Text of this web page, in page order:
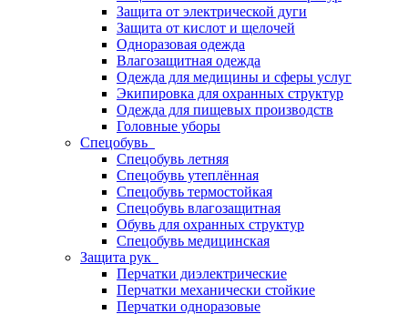
Защита от электрической дуги
Защита от кислот и щелочей
Одноразовая одежда
Влагозащитная одежда
Одежда для медицины и сферы услуг
Экипировка для охранных структур
Одежда для пищевых производств
Головные уборы
Спецобувь
Спецобувь летняя
Спецобувь утеплённая
Спецобувь термостойкая
Спецобувь влагозащитная
Обувь для охранных структур
Спецобувь медицинская
Защита рук
Перчатки диэлектрические
Перчатки механически стойкие
Перчатки одноразовые